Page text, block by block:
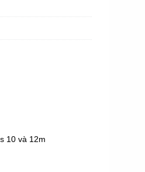
10 và 12m